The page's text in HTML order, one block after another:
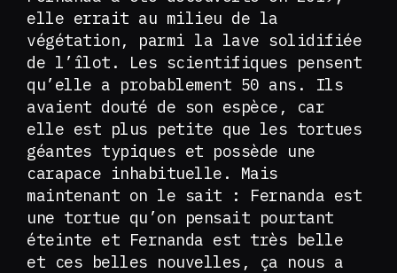
elle errait au milieu de la
végétation, parmi la lave solidifiée
de l’îlot. Les scientifiques pensent
qu’elle a probablement 50 ans. Ils
avaient douté de son espèce, car
elle est plus petite que les tortues
géantes typiques et possède une
carapace inhabituelle. Mais
maintenant on le sait : Fernanda est
une tortue qu’on pensait pourtant
éteinte et Fernanda est très belle
et ces belles nouvelles, ça nous a